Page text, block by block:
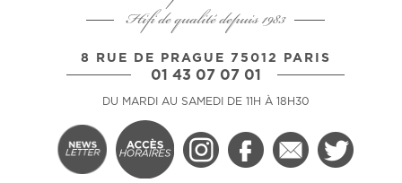
Hifi de qualité depuis 1983
8 RUE DE PRAGUE 75012 PARIS
01 43 07 07 01
DU MARDI AU SAMEDI DE 11H À 18H30